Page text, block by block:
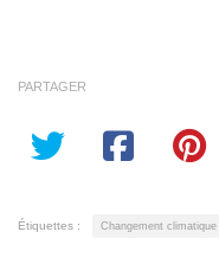
PARTAGER
Étiquettes : Changement climatique